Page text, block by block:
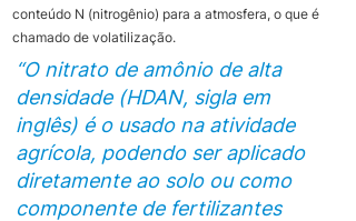
conteúdo N (nitrogênio) para a atmosfera, o que é
chamado de volatilização.
“O nitrato de amônio de alta
densidade (HDAN, sigla em
inglês) é o usado na atividade
agrícola, podendo ser aplicado
diretamente ao solo ou como
componente de fertilizantes